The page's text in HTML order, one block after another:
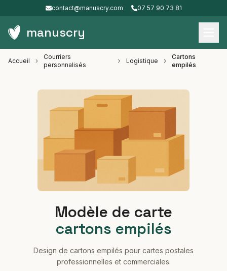
contact@manuscry.com 07 57 90 73 81
manuscry
Accueil
Courriers
personnalisés
Logistique
Cartons
empilés
Modèle de carte
cartons empilés
Design de cartons empilés pour cartes postales
professionnelles et commerciales.